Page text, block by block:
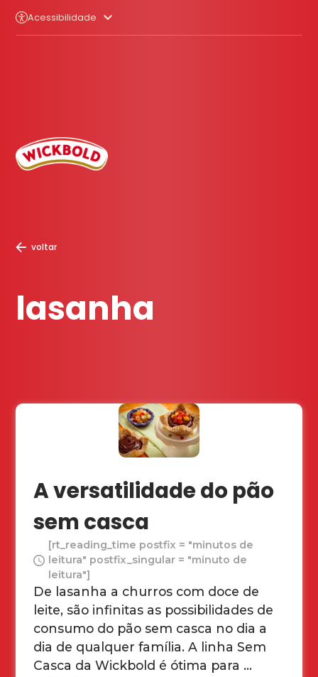
Acessibilidade
voltar
lasanha
A versatilidade do pão
sem casca
[rt_reading_time postfix = "minutos de
leitura" postfix_singular = "minuto de
leitura"]
De lasanha a churros com doce de
leite, são infinitas as possibilidades de
consumo do pão sem casca no dia a
dia de qualquer família. A linha Sem
Casca da Wickbold é ótima para ...